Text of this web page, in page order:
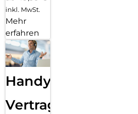
inkl. MwSt.
Mehr
erfahren
Handy
Vertragsabwicklung